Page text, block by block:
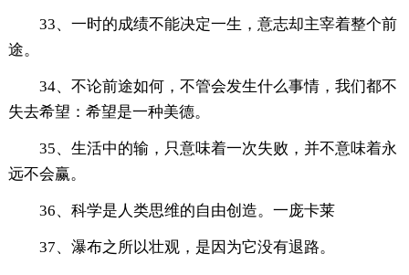
33、一时的成绩不能决定一生，意志却主宰着整个前
途。
34、不论前途如何，不管会发生什么事情，我们都不
失去希望：希望是一种美德。
35、生活中的输，只意味着一次失败，并不意味着永
远不会赢。
36、科学是人类思维的自由创造。一庞卡莱
37、瀑布之所以壮观，是因为它没有退路。